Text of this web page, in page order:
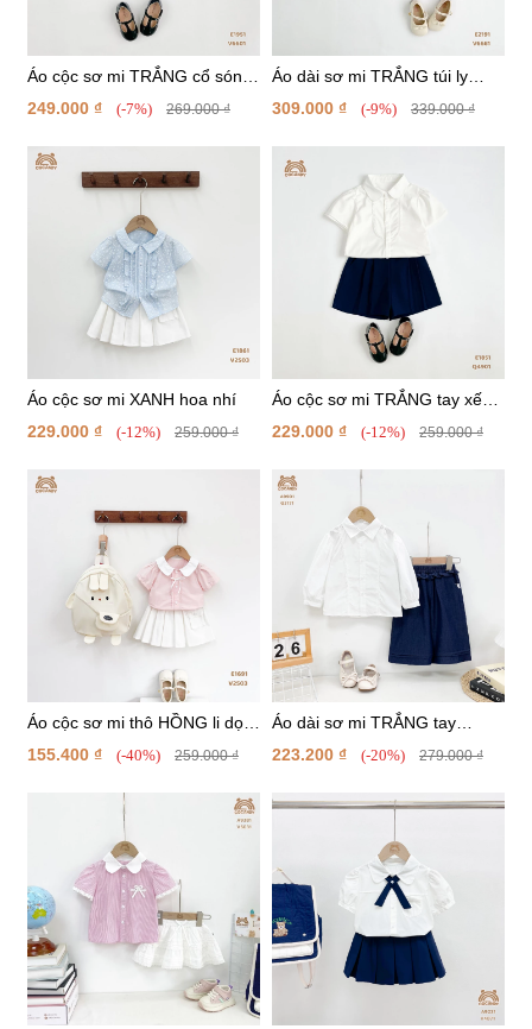
Áo cộc sơ mi TRẮNG cổ sóng
túi nơ
249.000 ₫ (-7%) 269.000 ₫
Áo dài sơ mi TRẮNG túi ly
ngang
309.000 ₫ (-9%) 339.000 ₫
Áo cộc sơ mi XANH hoa nhí
229.000 ₫
(-12%) 259.000 ₫
Áo cộc sơ mi TRẮNG tay xếp
ly
229.000 ₫ (-12%) 259.000 ₫
Áo cộc sơ mi thô HỒNG li dọc
phối nơ
155.400 ₫ (-40%) 259.000 ₫
Áo dài sơ mi TRẮNG tay
phồng phối ren dọc
223.200 ₫ (-20%) 279.000 ₫